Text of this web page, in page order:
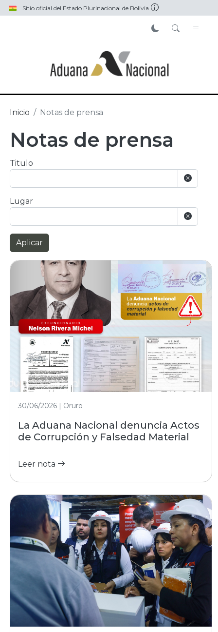
Pasar al contenido principal
Sitio oficial del Estado Plurinacional de Bolivia
Inicio Notas de prensa
Notas de prensa
Titulo
Lugar
Aplicar
30/06/2026 | Oruro
La Aduana Nacional denuncia Actos
de Corrupción y Falsedad Material
Leer nota